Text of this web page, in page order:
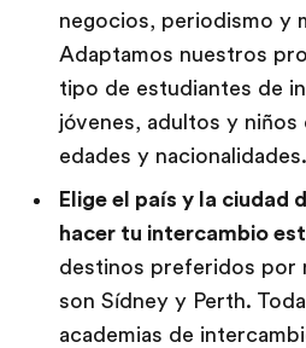
negocios, periodismo y
Adaptamos nuestros
tipo de estudiantes de
jóvenes, adultos y niños
edades y nacionalidades.
Elige el país y la ciudad
hacer tu intercambio
destinos preferidos por
son Sídney y Perth.
academias de